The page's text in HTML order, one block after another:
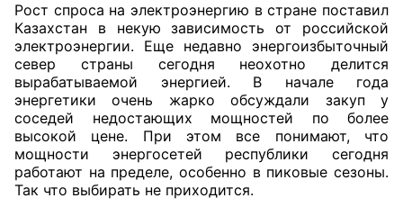
Рост спроса на электроэнергию в стране поставил
Казахстан в некую зависимость от российской
электроэнергии. Еще недавно энергоизбыточный
север страны сегодня неохотно делится
вырабатываемой энергией. В начале года
энергетики очень жарко обсуждали закуп у
соседей недостающих мощностей по более
высокой цене. При этом все понимают, что
мощности энергосетей республики сегодня
работают на пределе, особенно в пиковые сезоны.
Так что выбирать не приходится.